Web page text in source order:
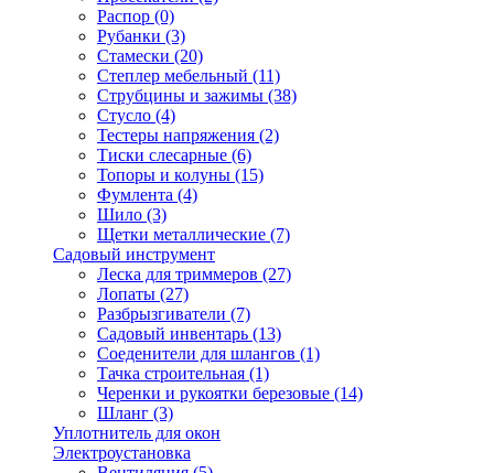
Распор (0)
Рубанки (3)
Стамески (20)
Степлер мебельный (11)
Струбцины и зажимы (38)
Стусло (4)
Тестеры напряжения (2)
Тиски слесарные (6)
Топоры и колуны (15)
Фумлента (4)
Шило (3)
Щетки металлические (7)
Садовый инструмент
Леска для триммеров (27)
Лопаты (27)
Разбрызгиватели (7)
Садовый инвентарь (13)
Соеденители для шлангов (1)
Тачка строительная (1)
Черенки и рукоятки березовые (14)
Шланг (3)
Уплотнитель для окон
Электроустановка